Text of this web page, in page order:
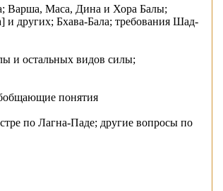
Варша, Мaса, Дина и Хора Балы;
других; Бхaва-Бала; требования Шад-
и остальных видов силы;
понятия
по Лагна-Паде; другие вопросы по